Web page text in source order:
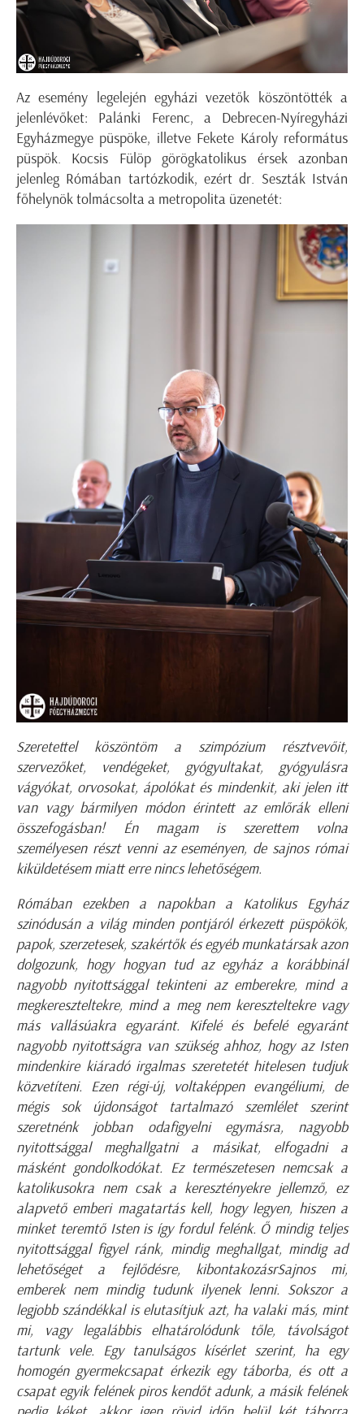
Az esemény legelején egyházi vezetők köszöntötték a
jelenlévőket: Palánki Ferenc, a Debrecen-Nyíregyházi
Egyházmegye püspöke, illetve Fekete Károly református
püspök. Kocsis Fülöp görögkatolikus érsek azonban
jelenleg Rómában tartózkodik, ezért dr. Seszták István
főhelynök tolmácsolta a metropolita üzenetét:
Szeretettel köszöntöm a szimpózium résztvevőit,
szervezőket, vendégeket, gyógyultakat, gyógyulásra
vágyókat, orvosokat, ápolókat és mindenkit, aki jelen itt
van vagy bármilyen módon érintett az emlőrák elleni
összefogásban! Én magam is szerettem volna
személyesen részt venni az eseményen, de sajnos római
kiküldetésem miatt erre nincs lehetőségem.
Rómában ezekben a napokban a Katolikus Egyház
szinódusán a világ minden pontjáról érkezett püspökök,
papok, szerzetesek, szakértők és egyéb munkatársak azon
dolgozunk, hogy hogyan tud az egyház a korábbinál
nagyobb nyitottsággal tekinteni az emberekre, mind a
megkereszteltekre, mind a meg nem kereszteltekre vagy
más vallásúakra egyaránt. Kifelé és befelé egyaránt
nagyobb nyitottságra van szükség ahhoz, hogy az Isten
mindenkire kiáradó irgalmas szeretetét hitelesen tudjuk
közvetíteni. Ezen régi-új, voltaképpen evangéliumi, de
mégis sok újdonságot tartalmazó szemlélet szerint
szeretnénk jobban odafigyelni egymásra, nagyobb
nyitottsággal meghallgatni a másikat, elfogadni a
másként gondolkodókat. Ez természetesen nemcsak a
katolikusokra nem csak a keresztényekre jellemző, ez
alapvető emberi magatartás kell, hogy legyen, hiszen a
minket teremtő Isten is így fordul felénk. Ő mindig teljes
nyitottsággal figyel ránk, mindig meghallgat, mindig ad
lehetőséget a fejlődésre, kibontakozásrSajnos mi,
emberek nem mindig tudunk ilyenek lenni. Sokszor a
legjobb szándékkal is elutasítjuk azt, ha valaki más, mint
mi, vagy legalábbis elhatárolódunk tőle, távolságot
tartunk vele. Egy tanulságos kísérlet szerint, ha egy
homogén gyermekcsapat érkezik egy táborba, és ott a
csapat egyik felének piros kendőt adunk, a másik felének